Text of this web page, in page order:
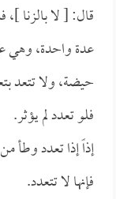
قال: [ لا بالزنا ]،
عدة واحدة، وهي
حيضة، ولا تتعد
فلو تعدد لم يؤثر.
إذاً إذا تعدد وطأ
فإنها لا تتعدد.